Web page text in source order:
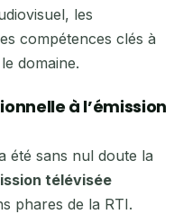
les
compétences clés à
domaine.
à l’émission
été sans nul doute la
télévisée
phares de la RTI.